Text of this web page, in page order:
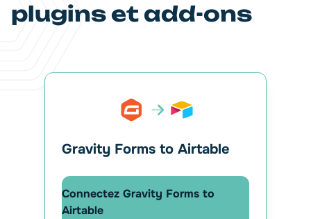
plugins et add-ons
Gravity Forms to Airtable
Connectez Gravity Forms to
Airtable